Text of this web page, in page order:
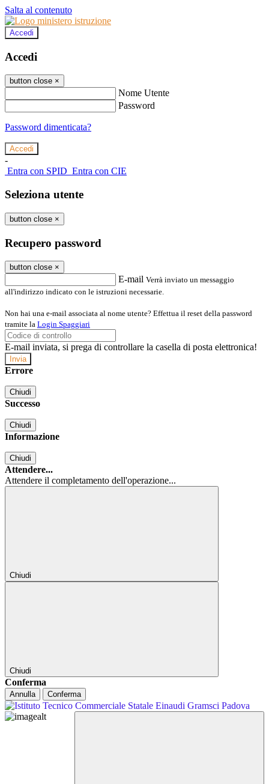
Salta al contenuto
Accedi
Accedi
button close ×
Nome Utente
Password
Password dimenticata?
-
Entra con SPID Entra con CIE
Seleziona utente
button close ×
Recupero password
button close ×
E-mail Verrà inviato un messaggio
all'indirizzo indicato con le istruzioni necessarie.
Non hai una e-mail associata al nome utente? Effettua il reset della password
tramite la Login Spaggiari
E-mail inviata, si prega di controllare la casella di posta elettronica!
Errore
Chiudi
Successo
Chiudi
Informazione
Chiudi
Attendere...
Attendere il completamento dell'operazione...
Chiudi
Chiudi
Conferma
Annulla Conferma